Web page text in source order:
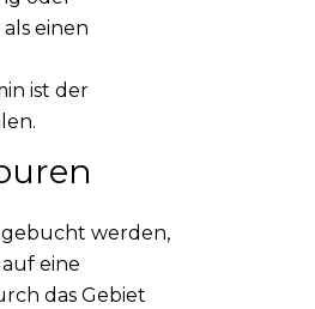
einen
ist der
gebucht werden,
eine
das Gebiet